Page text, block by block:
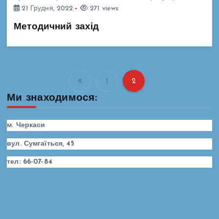
21 Грудня, 2022
271 views
Методичний захід
П
а
г
і
1 2
Ми знаходимося:
м. Черкаси
вул. Сумгаїться, 45
тел: 66-07-84